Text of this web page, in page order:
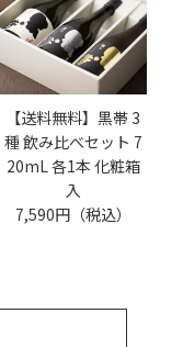
【送料無料】黒帯 3
種 飲み比べセット 7
20mL 各1本 化粧箱
入
7,590円（税込）